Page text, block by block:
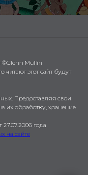
©Glenn Mullin
читают этот сайт будут
Предоставляя свои
их обработку, хранение
года
на сайте